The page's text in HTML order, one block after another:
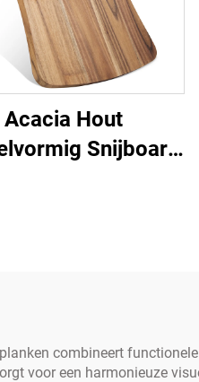
Acacia Hout
Snijboard
combineert
voor een harmonieuze